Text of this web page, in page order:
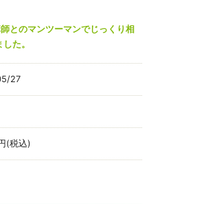
とのマンツーマンでじっくり相
た。
27
(税込)